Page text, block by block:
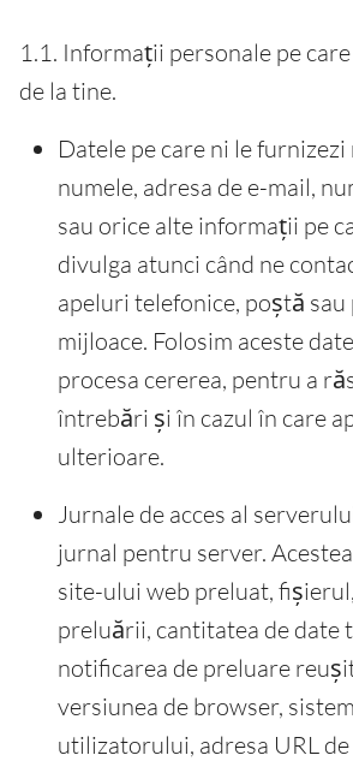
1.1. Informații personale pe
de la tine.
Datele pe care ni le furnizezi
numele, adresa de e-mail,
sau orice alte informații pe
divulga atunci când ne
apeluri telefonice, poștă
mijloace. Folosim aceste
procesa cererea, pentru a
întrebări și în cazul în care
ulterioare.
Jurnale de acces al
jurnal pentru server.
site-ului web preluat,
preluării, cantitatea de date
notificarea de preluare
versiunea de browser,
utilizatorului, adresa URL